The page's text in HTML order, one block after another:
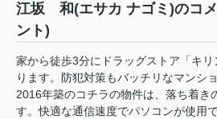
江坂 和(エサカ ナゴミ)のコ
ント)
家から徒歩3分にドラッグストア「キ
ります。防犯対策もバッチリなマンシ
2016年築のコチラの物件は、落ち着き
す。快適な通信速度でパソコンが使用